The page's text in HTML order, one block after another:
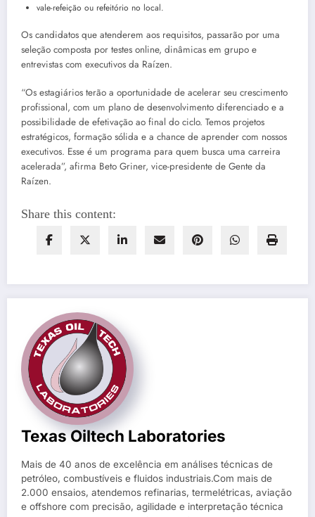
vale-refeição ou refeitório no local.
Os candidatos que atenderem aos requisitos, passarão por uma
seleção composta por testes online, dinâmicas em grupo e
entrevistas com executivos da Raízen.
“Os estagiários terão a oportunidade de acelerar seu crescimento
profissional, com um plano de desenvolvimento diferenciado e a
possibilidade de efetivação ao final do ciclo. Temos projetos
estratégicos, formação sólida e a chance de aprender com nossos
executivos. Esse é um programa para quem busca uma carreira
acelerada”, afirma Beto Griner, vice-presidente de Gente da
Raízen.
Share this content:
Texas Oiltech Laboratories
Mais de 40 anos de excelência em análises técnicas de
petróleo, combustíveis e fluidos industriais.Com mais de
2.000 ensaios, atendemos refinarias, termelétricas, aviação
e offshore com precisão, agilidade e interpretação técnica